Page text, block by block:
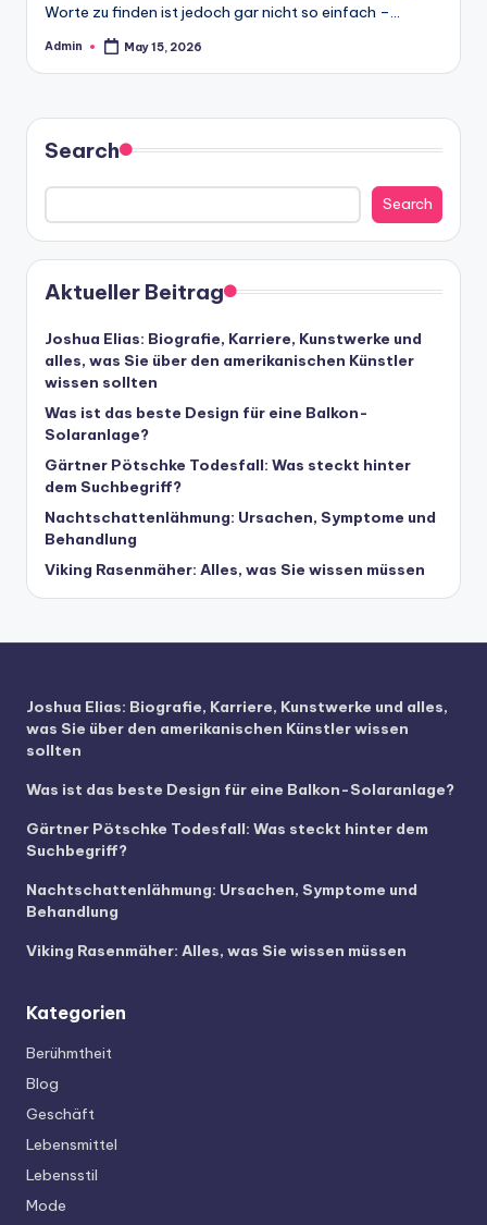
Worte zu finden ist jedoch gar nicht so einfach –…
Posted
Admin May 15, 2026
Search
Search
Aktueller Beitrag
Joshua Elias: Biografie, Karriere, Kunstwerke und
alles, was Sie über den amerikanischen Künstler
wissen sollten
Was ist das beste Design für eine Balkon-
Solaranlage?
Gärtner Pötschke Todesfall: Was steckt hinter
dem Suchbegriff?
Nachtschattenlähmung: Ursachen, Symptome und
Behandlung
Viking Rasenmäher: Alles, was Sie wissen müssen
Joshua Elias: Biografie, Karriere, Kunstwerke und alles,
was Sie über den amerikanischen Künstler wissen
sollten
Was ist das beste Design für eine Balkon-Solaranlage?
Gärtner Pötschke Todesfall: Was steckt hinter dem
Suchbegriff?
Nachtschattenlähmung: Ursachen, Symptome und
Behandlung
Viking Rasenmäher: Alles, was Sie wissen müssen
Kategorien
Berühmtheit
Blog
Geschäft
Lebensmittel
Lebensstil
Mode